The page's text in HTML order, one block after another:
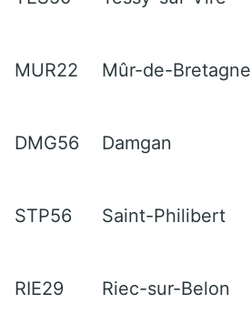
MUR22 Mûr-de-Bretagne
DMG56 Damgan
STP56 Saint-Philibert
RIE29 Riec-sur-Belon